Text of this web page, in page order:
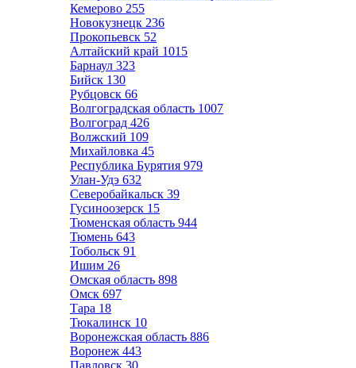
Кемерово 255
Новокузнецк 236
Прокопьевск 52
Алтайский край 1015
Барнаул 323
Бийск 130
Рубцовск 66
Волгоградская область 1007
Волгоград 426
Волжский 109
Михайловка 45
Республика Бурятия 979
Улан-Удэ 632
Северобайкальск 39
Гусиноозерск 15
Тюменская область 944
Тюмень 643
Тобольск 91
Ишим 26
Омская область 898
Омск 697
Тара 18
Тюкалинск 10
Воронежская область 886
Воронеж 443
Павловск 30